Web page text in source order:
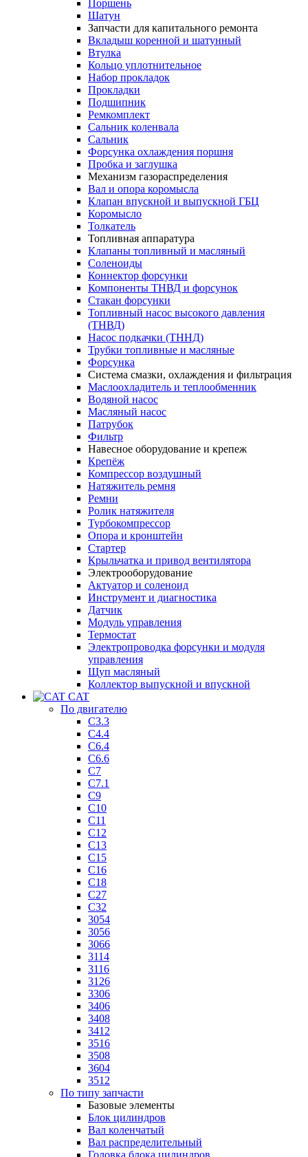
Поршень
Шатун
Запчасти для капитального ремонта
Вкладыш коренной и шатунный
Втулка
Кольцо уплотнительное
Набор прокладок
Прокладки
Подшипник
Ремкомплект
Сальник коленвала
Сальник
Форсунка охлаждения поршня
Пробка и заглушка
Механизм газораспределения
Вал и опора коромысла
Клапан впускной и выпускной ГБЦ
Коромысло
Толкатель
Топливная аппаратура
Клапаны топливный и масляный
Соленоиды
Коннектор форсунки
Компоненты ТНВД и форсунок
Стакан форсунки
Топливный насос высокого давления
(ТНВД)
Насос подкачки (ТННД)
Трубки топливные и масляные
Форсунка
Система смазки, охлаждения и фильтрация
Маслоохладитель и теплообменник
Водяной насос
Масляный насос
Патрубок
Фильтр
Навесное оборудование и крепеж
Крепёж
Компрессор воздушный
Натяжитель ремня
Ремни
Ролик натяжителя
Турбокомпрессор
Опора и кронштейн
Стартер
Крыльчатка и привод вентилятора
Электрооборудование
Актуатор и соленоид
Инструмент и диагностика
Датчик
Модуль управления
Термостат
Электропроводка форсунки и модуля
управления
Щуп масляный
Коллектор выпускной и впускной
CAT
По двигателю
C3.3
C4.4
C6.4
C6.6
C7
C7.1
C9
C10
C11
C12
C13
C15
C16
C18
C27
C32
3054
3056
3066
3114
3116
3126
3306
3406
3408
3412
3516
3508
3604
3512
По типу запчасти
Базовые элементы
Блок цилиндров
Вал коленчатый
Вал распределительный
Головка блока цилиндров